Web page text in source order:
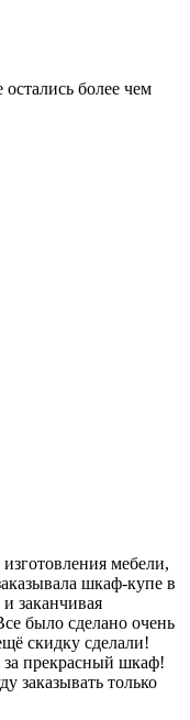
более чем
мебели,
шкаф-купе в
заканчивая
было сделано очень
скидку сделали!
за прекрасный шкаф!
заказывать только